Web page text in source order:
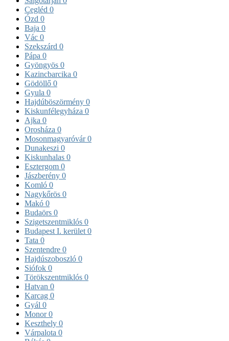
Cegléd 0
Ózd 0
Baja 0
Vác 0
Szekszárd 0
Pápa 0
Gyöngyös 0
Kazincbarcika 0
Gödöllő 0
Gyula 0
Hajdúböszörmény 0
Kiskunfélegyháza 0
Ajka 0
Orosháza 0
Mosonmagyaróvár0
Dunakeszi 0
Kiskunhalas 0
Esztergom 0
Jászberény 0
Komló 0
Nagykőrös 0
Makó 0
Budaörs 0
Szigetszentmiklós 0
Budapest I. kerület 0
Tata 0
Szentendre 0
Hajdúszoboszló 0
Siófok 0
Törökszentmiklós 0
Hatvan 0
Karcag 0
Gyál 0
Monor0
Keszthely 0
Várpalota 0